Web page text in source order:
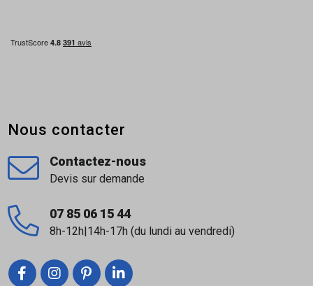
Nous contacter
Contactez-nous
Devis sur demande
07 85 06 15 44
8h-12h|14h-17h (du lundi au vendredi)